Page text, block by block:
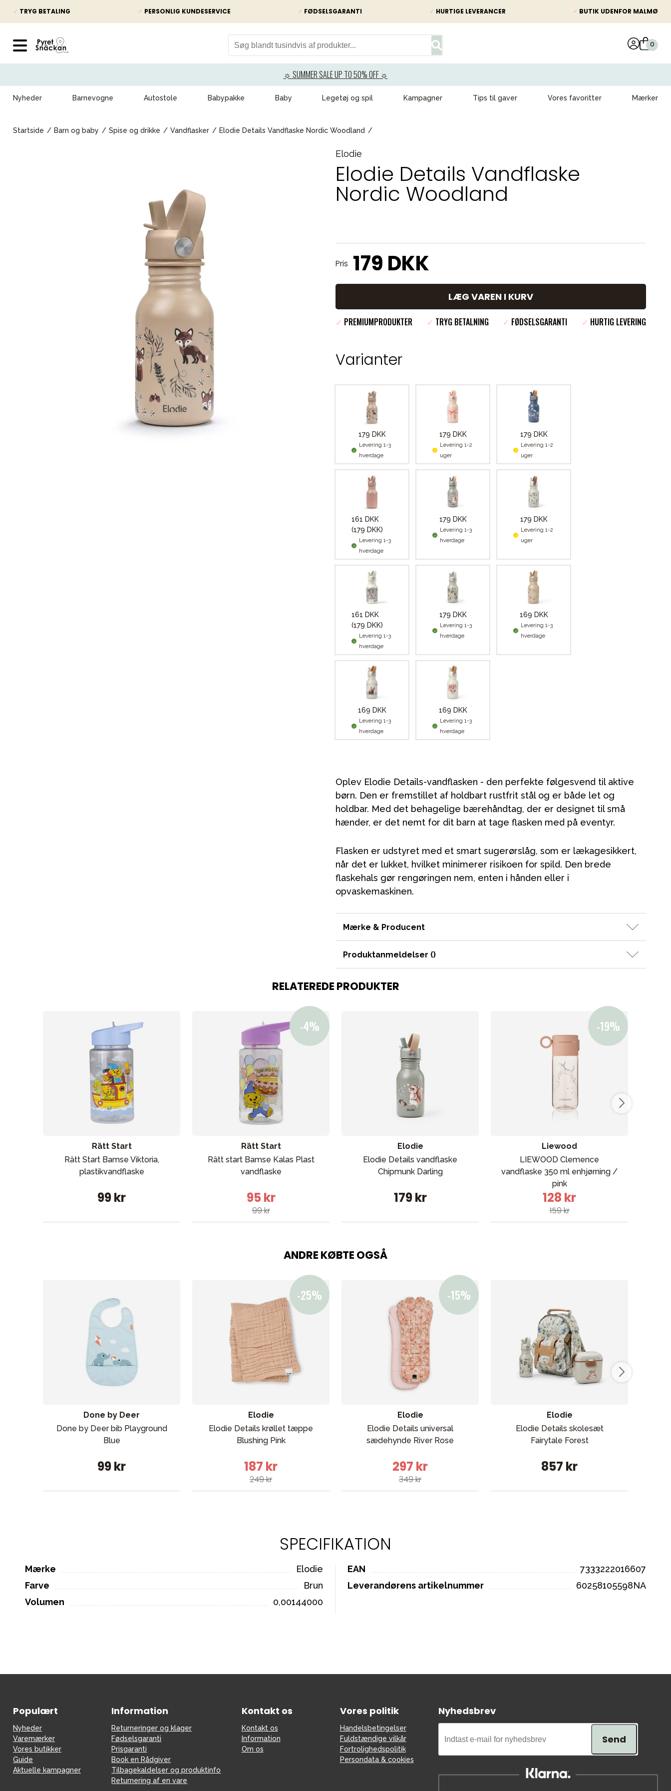
✓ TRYG BETALING ✓ PERSONLIG KUNDESERVICE ✓ FØDSELSGARANTI ✓ HURTIGE LEVERANCER ✓ BUTIK UDENFOR MALMØ
☼ SUMMER SALE UP TO 50% OFF ☼
Nyheder Barnevogne Autostole Babypakke Baby Legetøj og spil Kampagner Tips til gaver Vores favoritter Mærker
Startside Barn og baby Spise og drikke Vandflasker Elodie Details Vandflaske Nordic Woodland
Elodie
Elodie Details Vandflaske
Nordic Woodland
Pris 179 DKK
LÆG VAREN I KURV
✓ PREMIUMPRODUKTER ✓ TRYG BETALNING ✓ FØDSELSGARANTI ✓ HURTIG LEVERING
Varianter
179 DKK
Levering 1-3
hverdage
179 DKK
Levering 1-2
uger
179 DKK
Levering 1-2
uger
161 DKK
(179 DKK)
Levering 1-3
hverdage
179 DKK
Levering 1-3
hverdage
179 DKK
Levering 1-2
uger
161 DKK
(179 DKK)
Levering 1-3
hverdage
179 DKK
Levering 1-3
hverdage
169 DKK
Levering 1-3
hverdage
169 DKK
Levering 1-3
hverdage
169 DKK
Levering 1-3
hverdage
Oplev Elodie Details-vandflasken - den perfekte følgesvend til aktive
børn. Den er fremstillet af holdbart rustfrit stål og er både let og
holdbar. Med det behagelige bærehåndtag, der er designet til små
hænder, er det nemt for dit barn at tage flasken med på eventyr.
Flasken er udstyret med et smart sugerørslåg, som er lækagesikkert,
når det er lukket, hvilket minimerer risikoen for spild. Den brede
flaskehals gør rengøringen nem, enten i hånden eller i
opvaskemaskinen.
Mærke & Producent
Produktanmeldelser ()
RELATEREDE PRODUKTER
Rätt Start
Rätt Start Bamse Viktoria,
plastikvandflaske
99 kr
Rätt Start
Rätt start Bamse Kalas Plast
vandflaske
95 kr
99 kr
Elodie
Elodie Details vandflaske
Chipmunk Darling
179 kr
Liewood
LIEWOOD Clemence
vandflaske 350 ml enhjørning /
pink
128 kr
159 kr
ANDRE KØBTE OGSÅ
Done by Deer
Done by Deer bib Playground
Blue
99 kr
Elodie
Elodie Details krøllet tæppe
Blushing Pink
187 kr
249 kr
Elodie
Elodie Details universal
sædehynde River Rose
297 kr
349 kr
Elodie
Elodie Details skolesæt
Fairytale Forest
857 kr
SPECIFIKATION
Mærke
Elodie
Farve
Brun
Volumen
0,00144000
EAN
7333222016607
Leverandørens artikelnummer
60258105598NA
Populært
Nyheder
Varemærker
Vores butikker
Guide
Aktuelle kampagner
Information
Returneringer og klager
Fødselsgaranti
Prisgaranti
Book en Rådgiver
Tilbagekaldelser og produktinfo
Returnering af en vare
Kontakt os
Kontakt os
Information
Om os
Vores politik
Handelsbetingelser
Fuldstændige vilkår
Fortrolighedspolitik
Persondata & cookies
Nyhedsbrev
Send
VÅRT SORTIMENT
Mor & Far
Møbler & sengetøj
Reservedele
Kampagner
Sol og svømning Outlet Guide Kontakt os på